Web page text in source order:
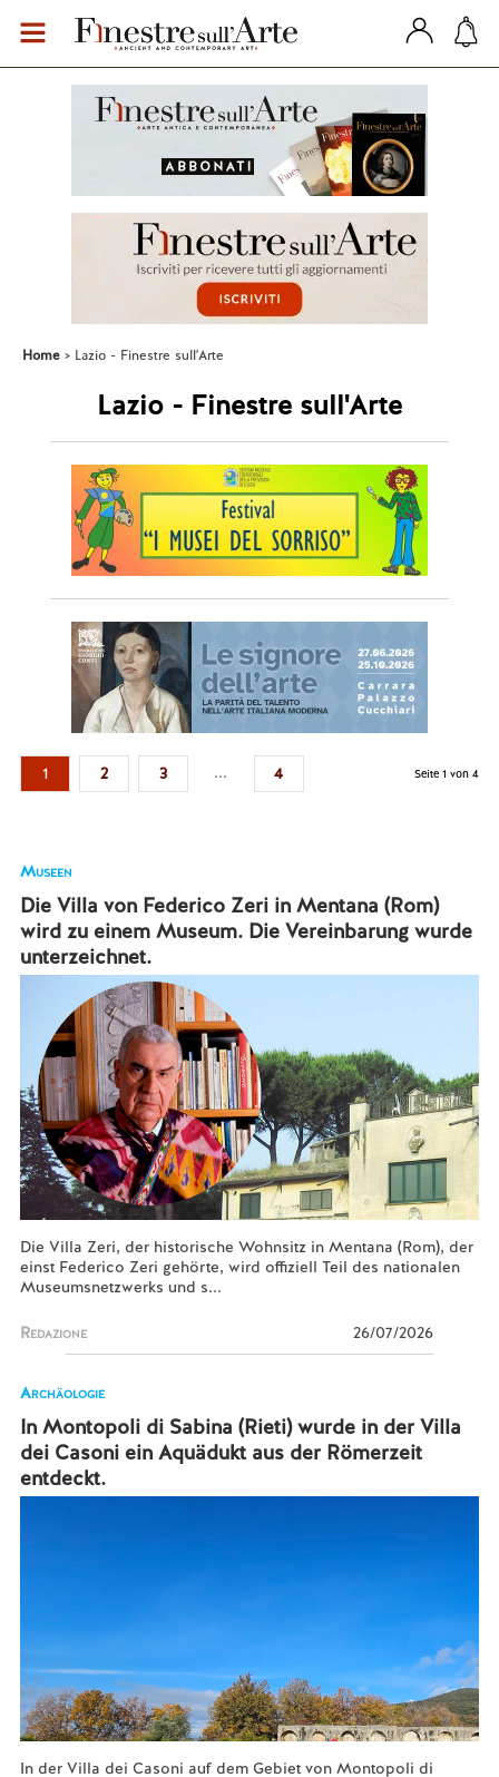
Home Lazio - Finestre sull'Arte
Lazio - Finestre sull'Arte
1 2 3 ... 4 Seite 1 von 4
Museen
Die Villa von Federico Zeri in Mentana (Rom)
wird zu einem Museum. Die Vereinbarung wurde
unterzeichnet.
Die Villa Zeri, der historische Wohnsitz in Mentana (Rom), der
einst Federico Zeri gehörte, wird offiziell Teil des nationalen
Museumsnetzwerks und s...
Redazione 26/07/2026
Archäologie
In Montopoli di Sabina (Rieti) wurde in der Villa
dei Casoni ein Aquädukt aus der Römerzeit
entdeckt.
In der Villa dei Casoni auf dem Gebiet von Montopoli di